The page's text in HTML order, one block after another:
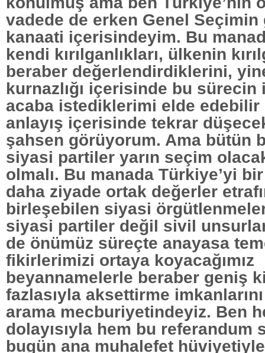
vadede de erken Genel
kanaati içerisindeyim. Bu
kendi kırılganlıkları, ülkenin
beraber değerlendirdiklerini,
kurnazlığı içerisinde bu
acaba istediklerimi elde
anlayış içerisinde tekrar
şahsen görüyorum. Ama bütün
siyasi partiler yarın seçim
olmalı. Bu manada Türkiye’yi
daha ziyade ortak değerler
birleşebilen siyasi
siyasi partiler değil sivil
de önümüz süreçte anayasa
fikirlerimizi ortaya koyacağımız
beyannamelerle beraber geniş
fazlasıyla aksettirme
arama mecburiyetindeyiz. Ben
dolayısıyla hem bu referandum
bugün ana muhalefet